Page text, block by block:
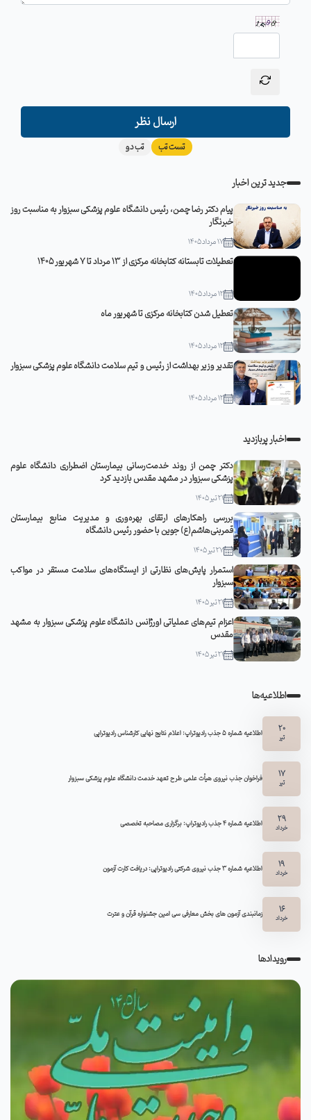
ارسال نظر
تست تب تب دو
جدید ترین اخبار
پیام دکتر رضا چمن، رئیس دانشگاه علوم پزشکی سبزوار به مناسبت روز
خبرنگار
17 مرداد 1405
تعطیلات تابستانه کتابخانه مرکزی از 13 مرداد تا 7 شهریور 1405
12 مرداد 1405
تعطیل شدن کتابخانه مرکزی تا شهریور ماه
12 مرداد 1405
تقدیر وزیر بهداشت از رئیس و تیم سلامت دانشگاه علوم پزشکی سبزوار
12 مرداد 1405
اخبار پربازدید
دکتر چمن از روند خدمت‌رسانی بیمارستان اضطراری دانشگاه علوم
پزشکی سبزوار در مشهد مقدس بازدید کرد
21 تیر 1405
بررسی راهکارهای ارتقای بهره‌وری و مدیریت منابع بیمارستان
قمربنی‌هاشم(ع) جوین با حضور رئیس دانشگاه
27 تیر 1405
استمرار پایش‌های نظارتی از ایستگاه‌های سلامت مستقر در مواکب
سبزوار
21 تیر 1405
اعزام تیم‌های عملیاتی اورژانس دانشگاه علوم پزشکی سبزوار به مشهد
مقدس
21 تیر 1405
اطلاعیه‌ها
20
تیر اطلاعیه شماره 5 جذب رادیوتراپ: اعلام نتایج نهایی کارشناس رادیوتراپی
17
تیر فراخوان جذب نیروی هیأت علمی طرح تعهد خدمت دانشگاه علوم پزشکی سبزوار
29
خرداد اطلاعیه شماره ۴ جذب رادیوتراپ: برگزاری مصاحبه تخصصی
19
خرداد اطلاعیه شماره 3 جذب نیروی شرکتی رادیوتراپی: دریافت کارت آزمون
16
خرداد زمانبندی آزمون های بخش معارفی سی امین جشنواره قرآن و عترت
رویدادها